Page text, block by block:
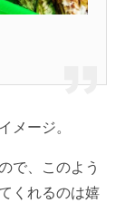
メージ。
で、このよう
くれるのは嬉